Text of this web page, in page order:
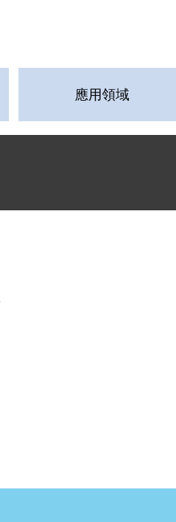
應用領域